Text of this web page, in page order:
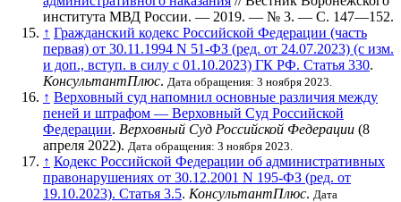
института МВД России. — 2019. — № 3. — С. 147—152.
↑ Гражданский кодекс Российской Федерации (часть
первая) от 30.11.1994 N 51-ФЗ (ред. от 24.07.2023) (с изм.
и доп., вступ. в силу с 01.10.2023) ГК РФ. Статья 330.
КонсультантПлюс. Дата обращения: 3 ноября 2023.
↑ Верховный суд напомнил основные различия между
пеней и штрафом — Верховный Суд Российской
Федерации. Верховный Суд Российской Федерации (8
апреля 2022). Дата обращения: 3 ноября 2023.
↑ Кодекс Российской Федерации об административных
правонарушениях от 30.12.2001 N 195-ФЗ (ред. от
19.10.2023). Статья 3.5. КонсультантПлюс. Дата